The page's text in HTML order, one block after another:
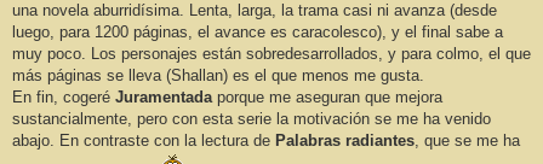
a
j
una novela aburridísima. Lenta, larga, la trama casi ni avanza (desde
luego, para 1200 páginas, el avance es caracolesco), y el final sabe a
muy poco. Los personajes están sobredesarrollados, y para colmo, el que
más páginas se lleva (Shallan) es el que menos me gusta.
En fin, cogeré Juramentadaporque me aseguran que mejora
sustancialmente, pero con esta serie la motivación se me ha venido
abajo. En contraste con la lectura de Palabras radiantes, que se me ha